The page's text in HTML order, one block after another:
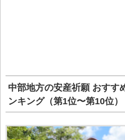
中部地方の安産祈願 おすす
ンキング（第1位〜第10位）